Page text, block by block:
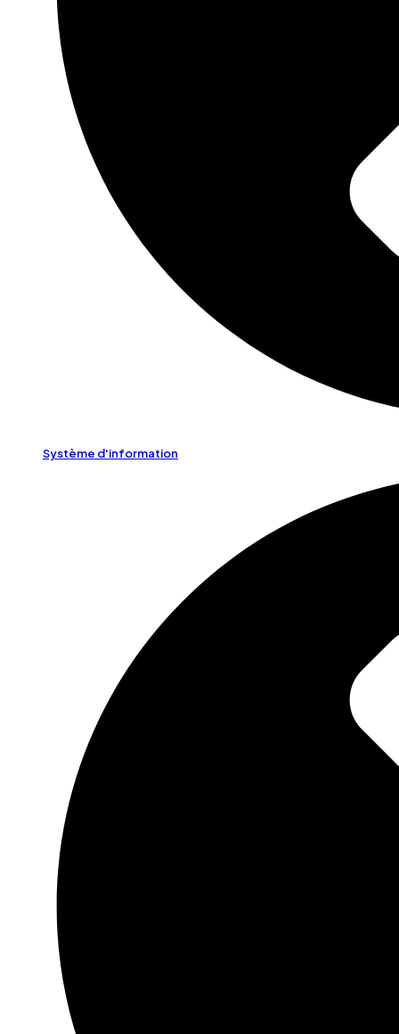
Système d'information